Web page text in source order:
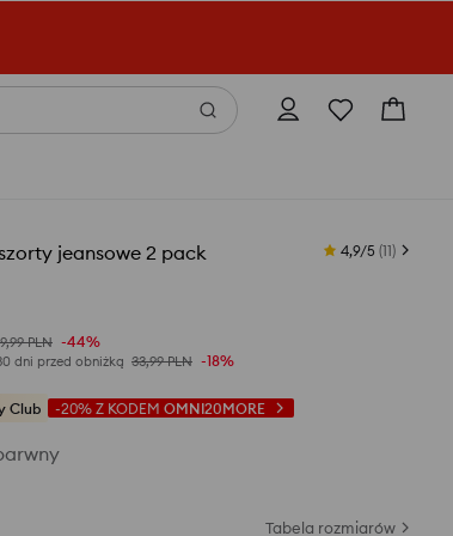
jeansowe 2 pack 4,9/5 (11)
PLN -44%
dni przed obniżką 33,99 PLN -18%
Club -20% Z KODEM OMNI20MORE
Tabela rozmiarów